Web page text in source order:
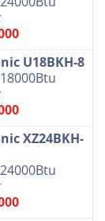
U18BKH-8
XZ24BKH-